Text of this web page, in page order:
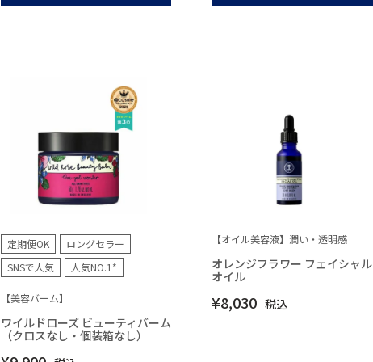
定期便OK
ロングセラー
SNSで人気
人気NO.1*
【美容バーム】
ワイルドローズ ビューティバーム
（クロスなし・個装箱なし）
【オイル美容液】潤い・透明感
オレンジフラワー フェイシャル
オイル
¥8,030 税込